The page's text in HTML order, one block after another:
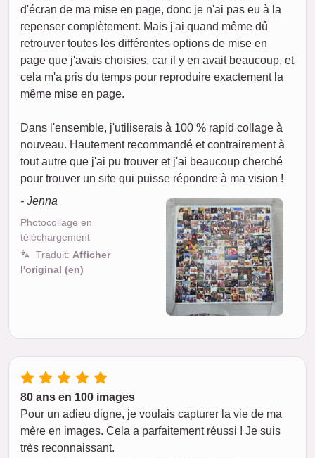
d'écran de ma mise en page, donc je n'ai pas eu à la
repenser complètement. Mais j'ai quand même dû
retrouver toutes les différentes options de mise en
page que j'avais choisies, car il y en avait beaucoup, et
cela m'a pris du temps pour reproduire exactement la
même mise en page.
Dans l'ensemble, j'utiliserais à 100 % rapid collage à
nouveau. Hautement recommandé et contrairement à
tout autre que j'ai pu trouver et j'ai beaucoup cherché
pour trouver un site qui puisse répondre à ma vision !
- Jenna
Photocollage en
téléchargement
Traduit: Afficher
l'original (en)
80 ans en 100 images
Pour un adieu digne, je voulais capturer la vie de ma
mère en images. Cela a parfaitement réussi ! Je suis
très reconnaissant.